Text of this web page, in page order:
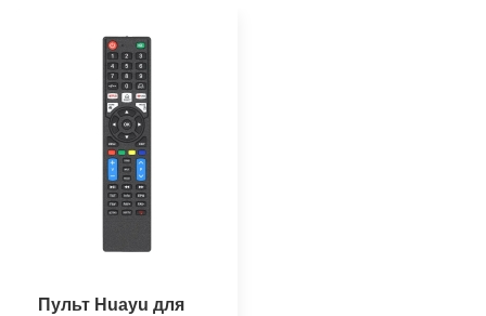
Пульт Huayu для